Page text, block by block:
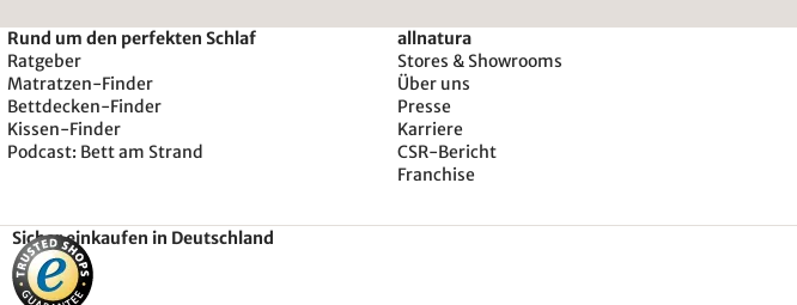
Rund um den perfekten Schlaf
Ratgeber
Matratzen-Finder
Bettdecken-Finder
Kissen-Finder
Podcast: Bett am Strand
allnatura
Stores & Showrooms
Über uns
Presse
Karriere
CSR-Bericht
Franchise
Sicher einkaufen in Deutschland